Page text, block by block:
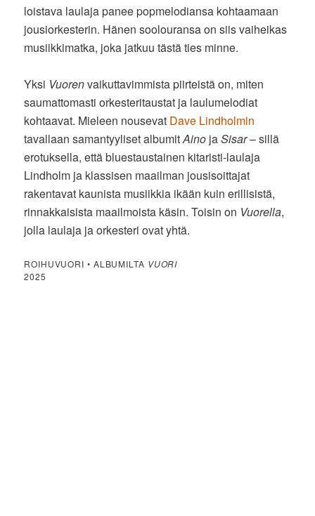
loistava laulaja panee popmelodiansa kohtaamaan
jousiorkesterin. Hänen soolouransa on siis vaiheikas
musiikkimatka, joka jatkuu tästä ties minne.
Yksi Vuorenvaikuttavimmista piirteistä on, miten
saumattomasti orkesteritaustat ja laulumelodiat
kohtaavat. Mieleen nousevat Dave Lindholmin
tavallaan samantyyliset albumitAino jaSisar– sillä
erotuksella, että bluestaustainen kitaristi-laulaja
Lindholm ja klassisen maailman jousisoittajat
rakentavat kaunista musiikkia ikään kuin erillisistä,
rinnakkaisista maailmoista käsin. Toisin on Vuorella,
jolla laulaja ja orkesteri ovat yhtä.
ROIHUVUORI • ALBUMILTA VUORI
2025